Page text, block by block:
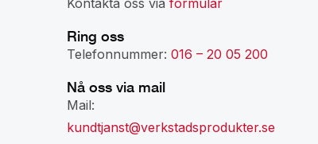
Ring oss
Telefonnummer: 016 – 20 05 200
Nå oss via mail
Mail:
kundtjanst@verkstadsprodukter.se